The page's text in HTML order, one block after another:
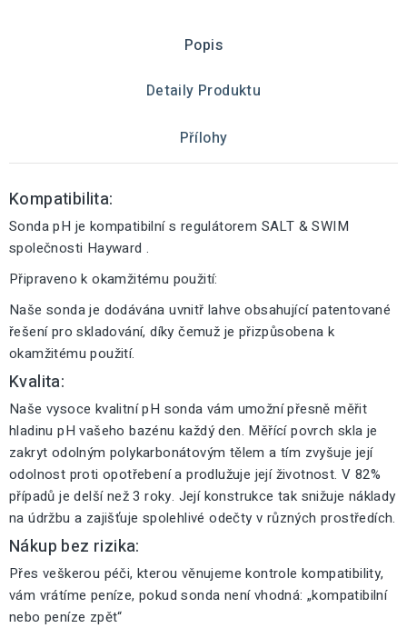
Popis
Detaily Produktu
Přílohy
Kompatibilita:
Sonda pH je kompatibilní s regulátorem SALT & SWIM
společnosti Hayward .
Připraveno k okamžitému použití:
Naše sonda je dodávána uvnitř lahve obsahující patentované
řešení pro skladování, díky čemuž je přizpůsobena k
okamžitému použití.
Kvalita:
Naše vysoce kvalitní pH sonda vám umožní přesně měřit
hladinu pH vašeho bazénu každý den. Měřící povrch skla je
zakryt odolným polykarbonátovým tělem a tím zvyšuje její
odolnost proti opotřebení a prodlužuje její životnost. V 82%
případů je delší než 3 roky. Její konstrukce tak snižuje náklady
na údržbu a zajišťuje spolehlivé odečty v různých prostředích.
Nákup bez rizika:
Přes veškerou péči, kterou věnujeme kontrole kompatibility,
vám vrátíme peníze, pokud sonda není vhodná: „kompatibilní
nebo peníze zpět“